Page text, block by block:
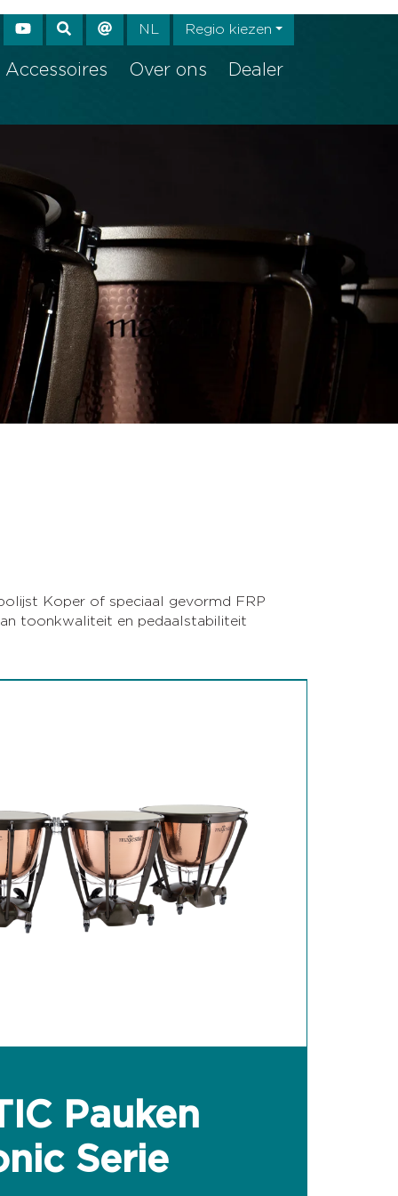
Accessoires Over ons Dealer
NL Regio kiezen
Koper of speciaal gevormd FRP
toonkwaliteit en pedaalstabiliteit
Pauken
Serie